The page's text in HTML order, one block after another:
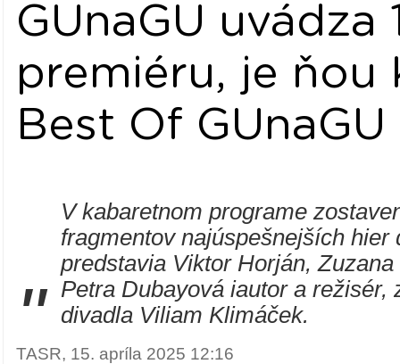
GUnaGU uvádza
premiéru, je ňou
Best Of GUnaGU
"
V kabaretnom programe
fragmentov najúspešnejších hier
predstavia Viktor Horján, Zuzana
Petra Dubayová iautor a režisér,
divadla Viliam Klimáček.
TASR, 15. apríla 2025 12:16